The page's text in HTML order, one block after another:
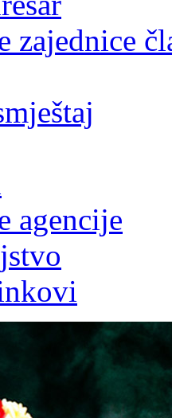
zajednice
agencije